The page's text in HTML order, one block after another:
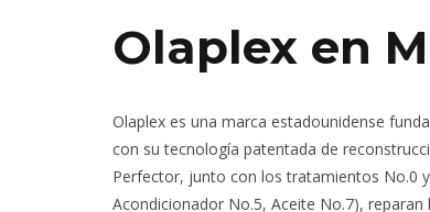
Olaplex en
Olaplex es una marca estadounidense
con su tecnología patentada de
Perfector, junto con los tratamientos No.0
Acondicionador No.5, Aceite No.7),